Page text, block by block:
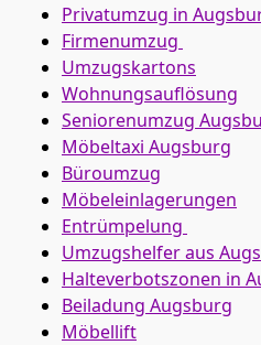
Privatumzug in
Firmenumzug
Umzugskartons
Wohnungsauflösung
Seniorenumzug
Möbeltaxi Augsburg
Büroumzug
Möbeleinlagerungen
Entrümpelung
Umzugshelfer aus
Halteverbotszonen in
Beiladung Augsburg
Möbellift